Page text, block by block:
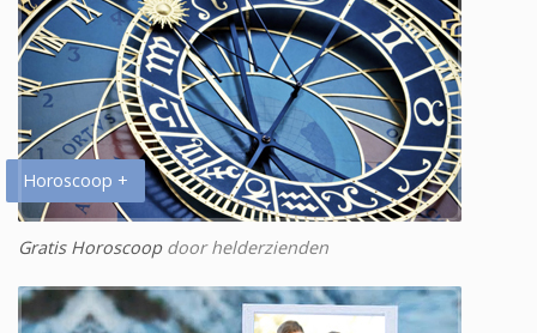
Horoscoop +
Gratis Horoscoopdoor helderzienden